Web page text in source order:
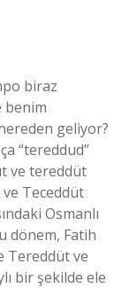
biraz
benim
geliyor?
“tereddud”
ve tereddüt
ve Teceddüt
Osmanlı
dönem, Fatih
Tereddüt ve
bir şekilde ele